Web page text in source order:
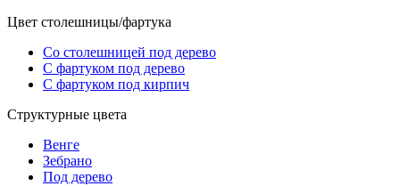
Цвет столешницы/фартука
Со столешницей под дерево
С фартуком под дерево
С фартуком под кирпич
Структурные цвета
Венге
Зебрано
Под дерево